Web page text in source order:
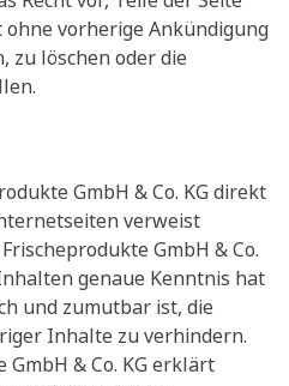
ohne vorherige Ankündigung
zu löschen oder die
GmbH & Co. KG direkt
verweist
GmbH & Co.
genaue Kenntnis hat
und zumutbar ist, die
Inhalte zu verhindern.
& Co. KG erklärt